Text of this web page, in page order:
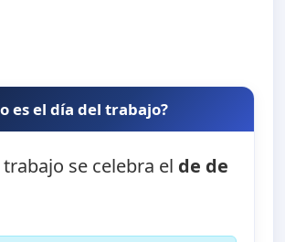
es el día del trabajo?
trabajo se celebra el de de